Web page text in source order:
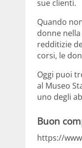
sue clienti.
Quando
donne
redditizie
corsi, le
Oggi puoi
al Museo
uno degli
Buon
https://